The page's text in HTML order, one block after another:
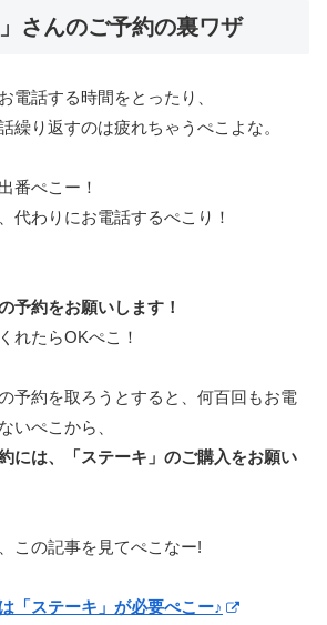
さんのご予約の裏ワザ
電話する時間をとったり、
繰り返すのは疲れちゃうぺこよな。
番ぺこー！
代わりにお電話するぺこり！
予約をお願いします！
れたらOKぺこ！
予約を取ろうとすると、何百回もお電
いぺこから、
には、「ステーキ」のご購入をお願い
この記事を見てぺこなー!
「ステーキ」が必要ぺこー♪